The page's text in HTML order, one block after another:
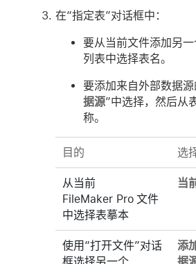
在“指定表”对话框中：
要从当前文件添加另
列表中选择表名。
要添加来自外部数据
据源”中选择，然后从
称。
目的 选
从当前
FileMaker Pro 文件
中选择表摹本
当
使用“打开文件”对话
添